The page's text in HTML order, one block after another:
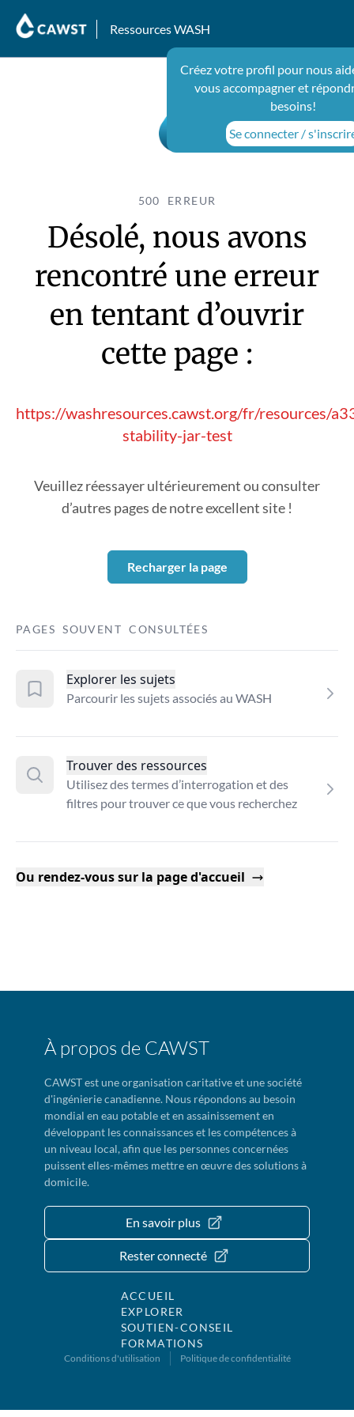
Ressources WASH
Créez votre profil pour nous
vous accompagner et
besoins!
Se connecter /
500 ERREUR
Désolé, nous avons
rencontré une erreur
en tentant d’ouvrir
cette page :
https://washresources.cawst.org/fr/resources/
stability-jar-test
Veuillez réessayer ultérieurement ou consulter
d’autres pages de notre excellent site !
Recharger la page
PAGES SOUVENT CONSULTÉES
Explorer les sujets
Parcourir les sujets associés au WASH
Trouver des ressources
Utilisez des termes d’interrogation et des
filtres pour trouver ce que vous recherchez
Ou rendez-vous sur la page d'accueil
À propos de CAWST
CAWST est une organisation caritative et une société
d'ingénierie canadienne. Nous répondons au besoin
mondial en eau potable et en assainissement en
développant les connaissances et les compétences à
un niveau local, afin que les personnes concernées
puissent elles-mêmes mettre en œuvre des solutions à
domicile.
En savoir plus
Rester connecté
ACCUEIL
EXPLORER
SOUTIEN-CONSEIL
FORMATIONS
Conditions d'utilisation Politique de confidentialité